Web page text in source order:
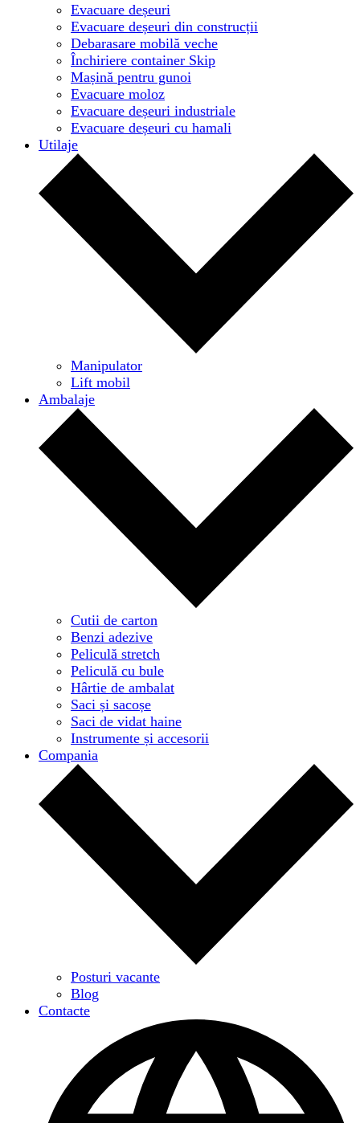
Evacuare deșeuri
Evacuare deșeuri din construcții
Debarasare mobilă veche
Închiriere container Skip
Mașină pentru gunoi
Evacuare moloz
Evacuare deșeuri industriale
Evacuare deșeuri cu hamali
Utilaje
Manipulator
Lift mobil
Ambalaje
Cutii de carton
Benzi adezive
Peliculă stretch
Peliculă cu bule
Hârtie de ambalat
Saci și sacoșe
Saci de vidat haine
Instrumente și accesorii
Compania
Posturi vacante
Blog
Contacte